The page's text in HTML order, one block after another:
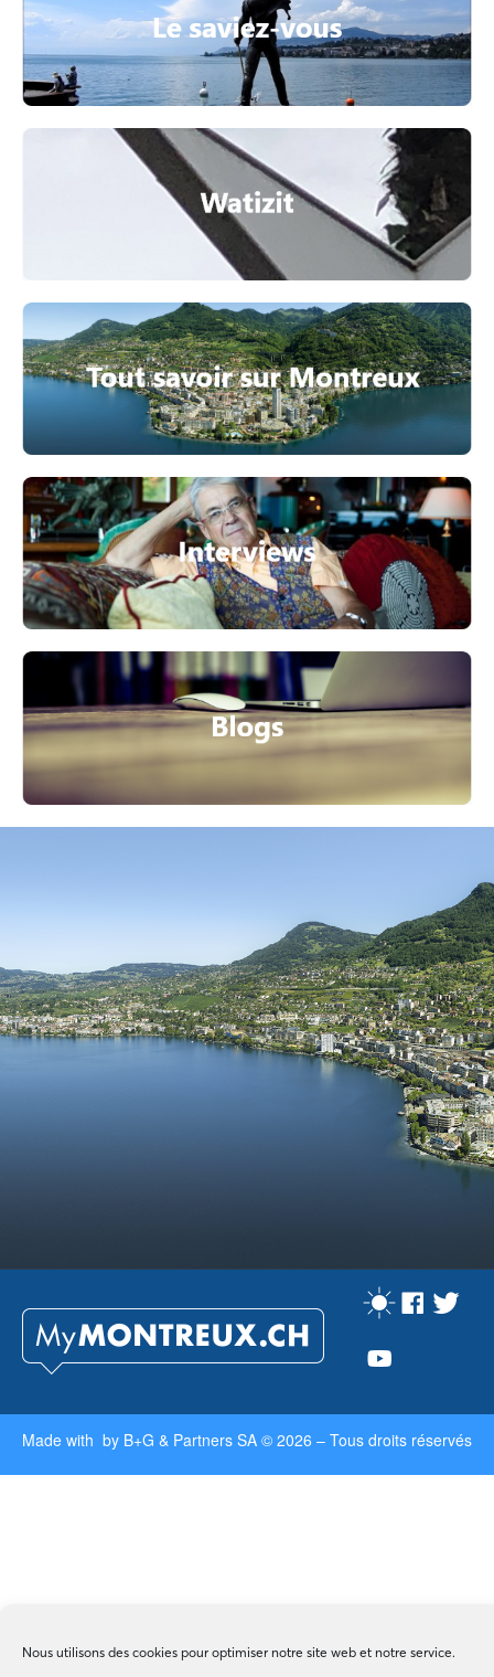
Nous utilisons des cookies pour optimiser notre site web et notre service.
Made with by B+G & Partners SA © 2026 – Tous droits réservés